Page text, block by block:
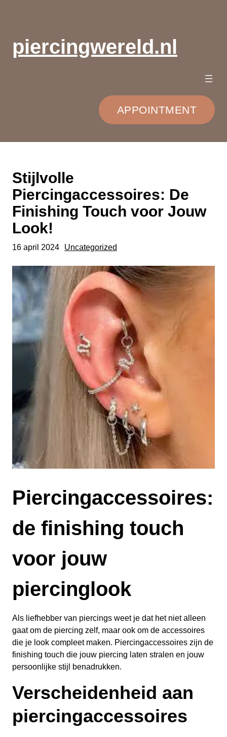
inhoudpiercingwereld.nl
APPOINTMENT
Stijlvolle
Piercingaccessoires: De
Finishing Touch voor Jouw
Look!
16 april 2024 Uncategorized
Piercingaccessoires:
de finishing touch
voor jouw
piercinglook
Als liefhebber van piercings weet je dat het niet alleen
gaat om de piercing zelf, maar ook om de accessoires
die je look compleet maken. Piercingaccessoires zijn de
finishing touch die jouw piercing laten stralen en jouw
persoonlijke stijl benadrukken.
Verscheidenheid aan
piercingaccessoires